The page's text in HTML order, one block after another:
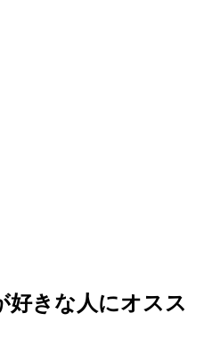
好きな人にオスス